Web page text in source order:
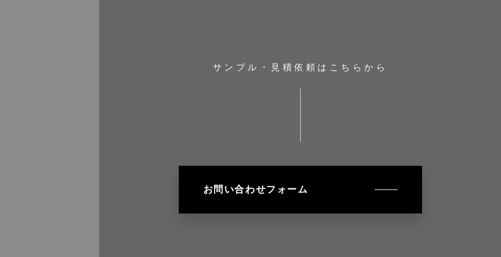
サンプル・見積依頼はこちらから
お問い合わせフォーム